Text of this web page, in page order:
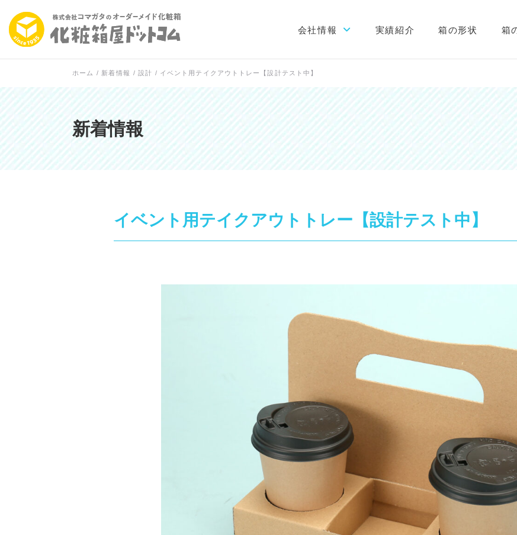
会社情報
初めての方へ
会社概要
当社が選ばれる理由
工場案内
実績紹介 箱の形状 箱
ホーム / 新着情報 / 設計 / イベント用テイクアウトトレー【設計テスト中】
新着情報
イベント用テイクアウトトレー【設計テスト中】